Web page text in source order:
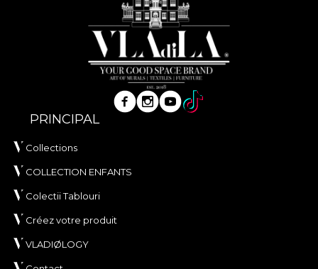
PRINCIPAL
Collections
COLLECTION ENFANTS
Colectii Tablouri
Créez votre produit
VLADIØLOGY